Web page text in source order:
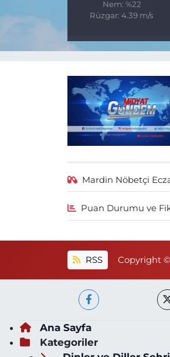
Nem: %22
Rüzgar: 4.39 m/s
Mardin Nöbetçi
Puan Durumu ve
RSS Copyright ©
Ana Sayfa
Kategoriler